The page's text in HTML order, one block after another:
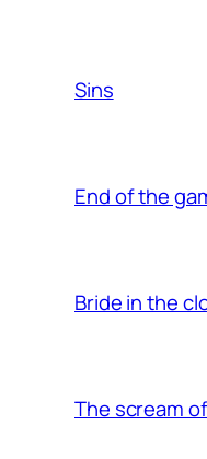
Sins
End of the
Bride in the
The scream